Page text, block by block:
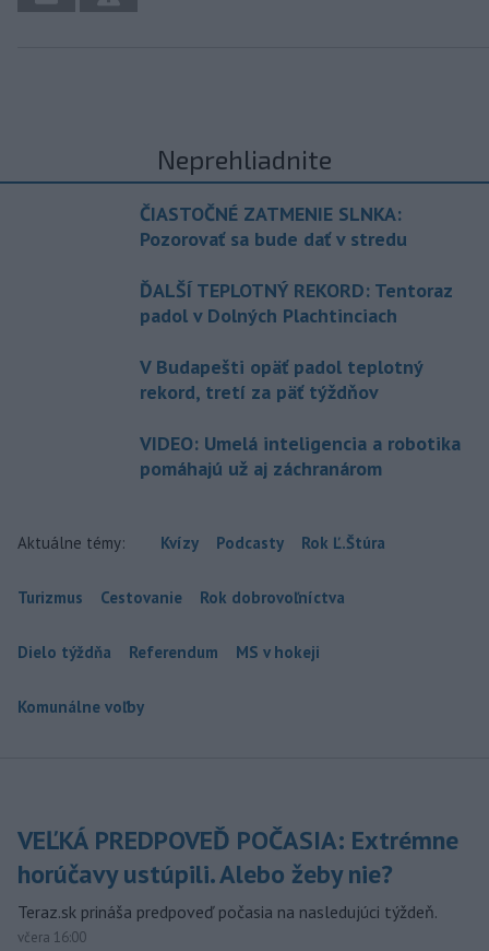
Neprehliadnite
ČIASTOČNÉ ZATMENIE SLNKA:
Pozorovať sa bude dať v stredu
ĎALŠÍ TEPLOTNÝ REKORD: Tentoraz
padol v Dolných Plachtinciach
V Budapešti opäť padol teplotný
rekord, tretí za päť týždňov
VIDEO: Umelá inteligencia a robotika
pomáhajú už aj záchranárom
Aktuálne témy: Kvízy Podcasty Rok Ľ.Štúra
Turizmus Cestovanie Rok dobrovoľníctva
Dielo týždňa Referendum MS v hokeji
Komunálne voľby
VEĽKÁ PREDPOVEĎ POČASIA: Extrémne
horúčavy ustúpili. Alebo žeby nie?
Teraz.sk prináša predpoveď počasia na nasledujúci týždeň.
včera 16:00